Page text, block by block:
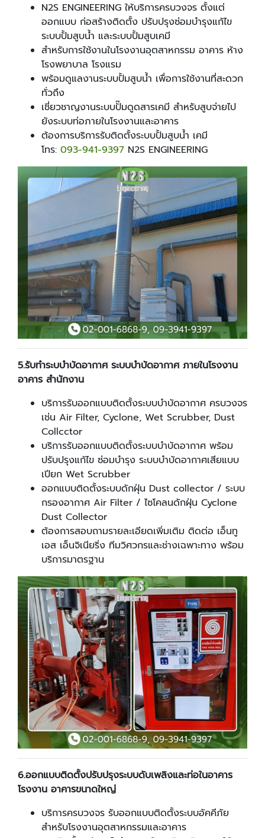
N2S ENGINEERING ให้บริการครบวงจร ตั้งแต่
ออกแบบ ก่อสร้างติดตั้ง ปรับปรุงซ่อมบำรุงแก้ไข
ระบบปั้มสูบน้ำ และระบบปั้มสูบเคมี
สำหรับการใช้งานในโรงงานอุตสาหกรรม อาคาร ห้าง
โรงพยาบาล โรงแรม
พร้อมดูแลงานระบบปั้มสูบน้ำ เพื่อการใช้งานที่สะดวก
ทั่วถึง
เชี่ยวชาญงานระบบปั๊มดูดสารเคมี สำหรับสูบจ่ายไป
ยังระบบท่อภายในโรงงานและอาคาร
ต้องการบริการรับติดตั้งระบบปั้มสูบน้ำ เคมี
โทร: 093-941-9397 N2S ENGINEERING
5.รับทำระบบำบัดอากาศ ระบบบำบัดอากาศ ภายในโรงงาน
อาคาร สำนักงาน
บริการรับออกแบบติดตั้งระบบบำบัดอากาศ ครบวงจร
เช่น Air Filter, Cyclone, Wet Scrubber, Dust
Collcctor
บริการรับออกแบบติดตั้งระบบบำบัดอากาศ พร้อม
ปรับปรุงแก้ไข ซ่อมบำรุง ระบบบำบัดอากาศเสียแบบ
เปียก Wet Scrubber
ออกแบบติดตั้งระบบดักฝุ่น Dust collector / ระบบ
กรองอากาศ Air Filter / ไซโคลนดักฝุ่น Cyclone
Dust Collector
ต้องการสอบถามรายละเอียดเพิ่มเติม ติดต่อ เอ็นทู
เอส เอ็นจิเนียริ่ง ทีมวิศวกรและช่างเฉพาะทาง พร้อม
บริการมาตรฐาน
6.ออกแบบติดตั้งปรับปรุงระบบดับเพลิงและท่อในอาคาร
โรงงาน อาคารขนาดใหญ่
บริการครบวงจร รับออกแบบติดตั้งระบบอัคคีภัย
สำหรับโรงงานอุตสาหกรรมและอาคาร